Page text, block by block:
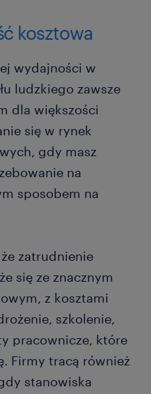
kosztowa
wydajności w
ludzkiego zawsze
dla większości
się w rynek
gdy masz
na
sposobem na
zatrudnienie
się ze znacznym
z kosztami
szkolenie,
pracownicze, które
Firmy tracą również
stanowiska